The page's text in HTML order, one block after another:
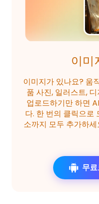
Fuzzyfuzzy, Hug 등
눈에 주목할 만한 창
다. 농담이 아닙니다
없이도 영상에 마법
선을 자연스
무